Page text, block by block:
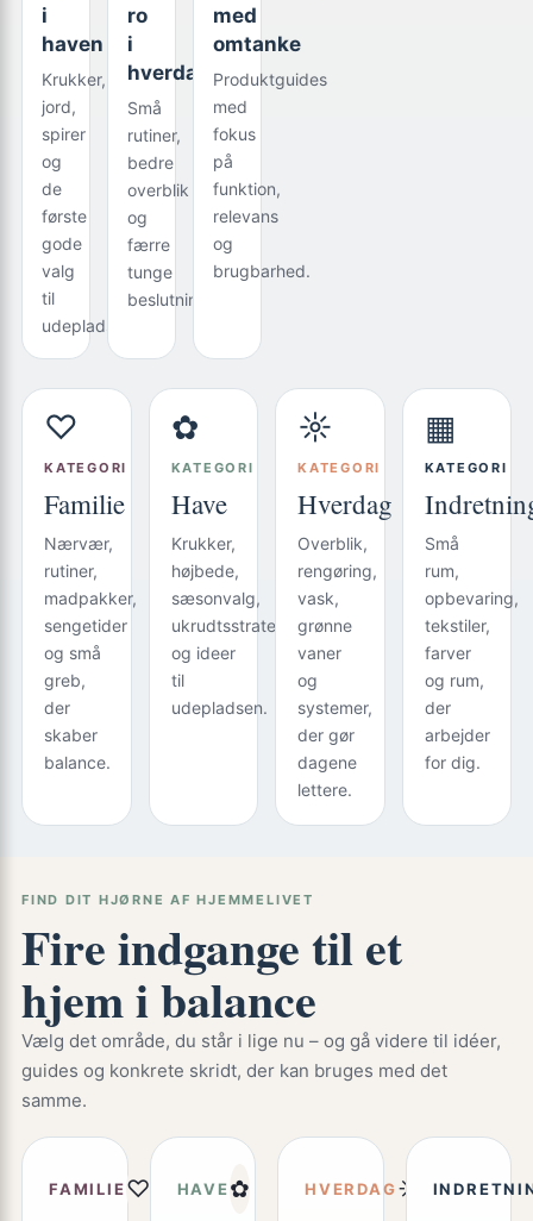
i
haven
Krukker,
jord,
spirer
og
de
første
gode
valg
til
udepladsen.
ro
i
hverdagen
Små
rutiner,
bedre
overblik
og
færre
tunge
beslutninger.
med
omtanke
Produktguides
med
fokus
på
funktion,
relevans
og
brugbarhed.
♡
KATEGORI
Familie
Nærvær,
rutiner,
madpakker,
sengetider
og små
greb,
der
skaber
balance.
✿
KATEGORI
Have
Krukker,
højbede,
sæsonvalg,
ukrudtsstrategier
og ideer
til
udepladsen.
☼
KATEGORI
Hverdag
Overblik,
rengøring,
vask,
grønne
vaner
og
systemer,
der gør
dagene
lettere.
▦
KATEGORI
Små
rum,
opbevaring,
tekstiler,
farver
og rum,
der
arbejder
for dig.
FIND DIT HJØRNE AF HJEMMELIVET
Fire indgange til et
hjem i balance
Vælg det område, du står i lige nu – og gå videre til idéer,
guides og konkrete skridt, der kan bruges med det
samme.
FAMILIE♡ HAVE✿ HVERDAG☼